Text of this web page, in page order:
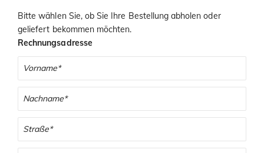
Bitte wählen Sie, ob Sie Ihre Bestellung abholen oder
geliefert bekommen möchten.
Rechnungsadresse